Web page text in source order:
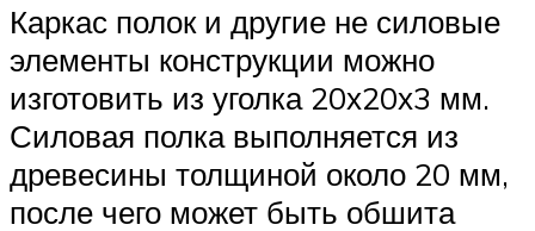
Каркас полок и другие не силовые
элементы конструкции можно
изготовить из уголка 20х20х3 мм.
Силовая полка выполняется из
древесины толщиной около 20 мм,
после чего может быть обшита